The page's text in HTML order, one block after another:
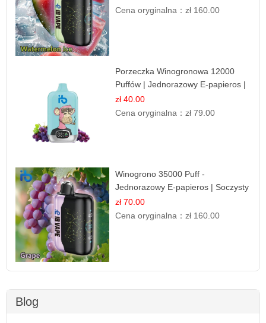
Cena oryginalna：zł 160.00
Porzeczka Winogronowa 12000
Puffów | Jednorazowy E-papieros |
Owocowy Miks
zł 40.00
Cena oryginalna：zł 79.00
Winogrono 35000 Puff -
Jednorazowy E-papieros | Soczysty
Smak Winogron
zł 70.00
Cena oryginalna：zł 160.00
Blog